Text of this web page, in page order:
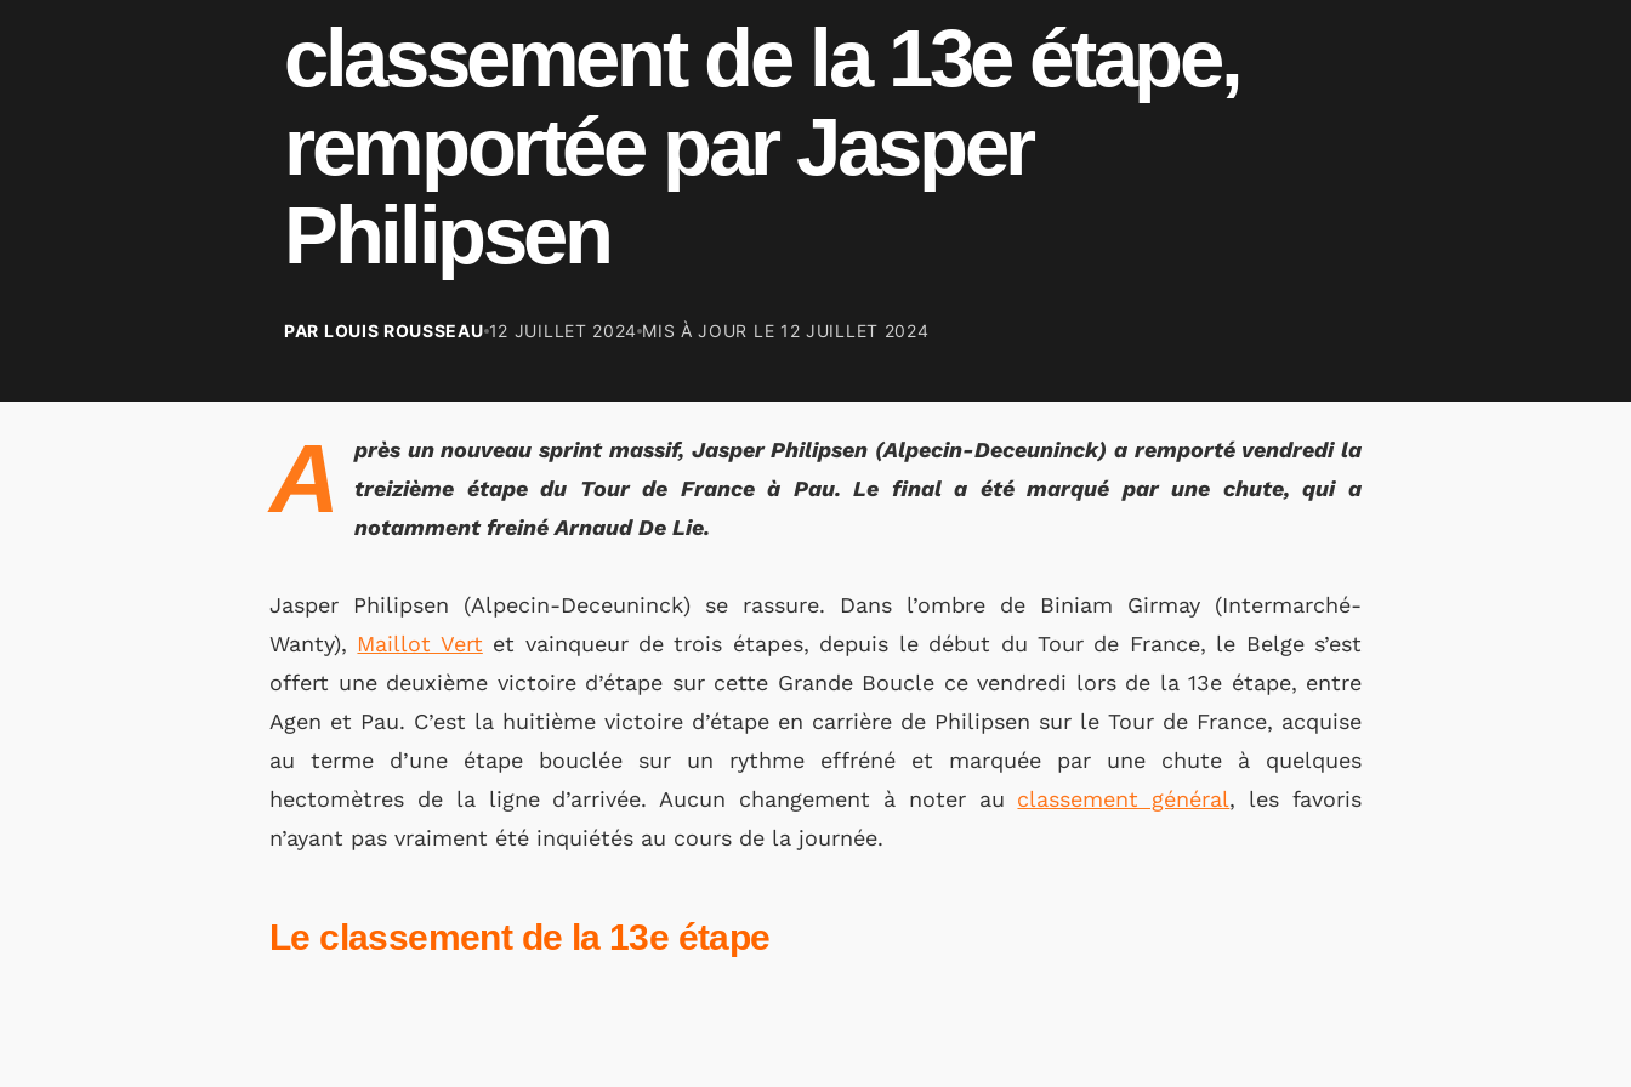
classement de la 13e étape,
remportée par Jasper
Philipsen
PAR LOUIS ROUSSEAU 12 JUILLET 2024 MIS À JOUR LE 12 JUILLET 2024
A
près un nouveau sprint massif, Jasper Philipsen (Alpecin-Deceuninck) a remporté vendredi la
treizième étape du Tour de France à Pau. Le final a été marqué par une chute, qui a
notamment freiné Arnaud De Lie.
Jasper Philipsen (Alpecin-Deceuninck) se rassure. Dans l’ombre de Biniam Girmay (Intermarché-
Wanty), Maillot Vert et vainqueur de trois étapes, depuis le début du Tour de France, le Belge s’est
offert une deuxième victoire d’étape sur cette Grande Boucle ce vendredi lors de la 13e étape, entre
Agen et Pau. C’est la huitième victoire d’étape en carrière de Philipsen sur le Tour de France, acquise
au terme d’une étape bouclée sur un rythme effréné et marquée par une chute à quelques
hectomètres de la ligne d’arrivée. Aucun changement à noter au classement général, les favoris
n’ayant pas vraiment été inquiétés au cours de la journée.
Le classement de la 13e étape